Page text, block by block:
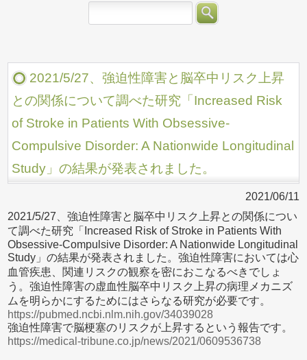
2021/5/27、強迫性障害と脳卒中リスク上昇
との関係について調べた研究「Increased Risk
of Stroke in Patients With Obsessive-
Compulsive Disorder: A Nationwide Longitudinal
Study」の結果が発表されました。
2021/06/11
2021/5/27、強迫性障害と脳卒中リスク上昇との関係につい
て調べた研究「Increased Risk of Stroke in Patients With
Obsessive-Compulsive Disorder: A Nationwide Longitudinal
Study」の結果が発表されました。強迫性障害においては心
血管疾患、関連リスクの観察を密におこなるべきでしょ
う。強迫性障害の虚血性脳卒中リスク上昇の病理メカニズ
ムを明らかにするためにはさらなる研究が必要です。
https://pubmed.ncbi.nlm.nih.gov/34039028
強迫性障害で脳梗塞のリスクが上昇するという報告です。
https://medical-tribune.co.jp/news/2021/0609536738